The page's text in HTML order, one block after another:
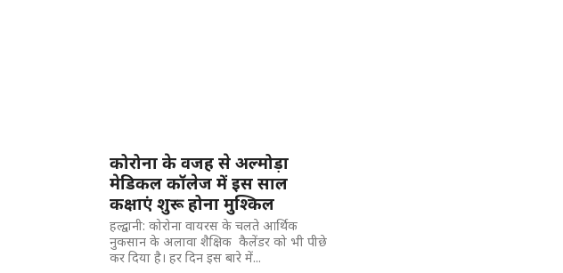
कोरोना के वजह से अल्मोड़ा
मेडिकल कॉलेज में इस साल
कक्षाएं शुरू होना मुश्किल
हल्द्वानी: कोरोना वायरस के चलते आर्थिक
नुकसान के अलावा शैक्षिक कैलेंडर को भी पीछे
कर दिया है। हर दिन इस बारे में...